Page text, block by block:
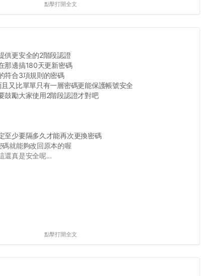
點擊打開全文
供更安全的2階段認證
那邊搞180天更新密碼
符合3項規則的密碼
又比單單只有一層密碼更能保護帳號安全
鼓勵大家使用2階段認證才對吧
至少要隔多久才能再次更換密碼
就能夠改回原本的喔
還真是安全呢...
點擊打開全文